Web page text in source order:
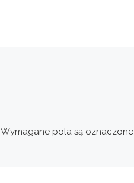
Wymagane pola są oznaczone